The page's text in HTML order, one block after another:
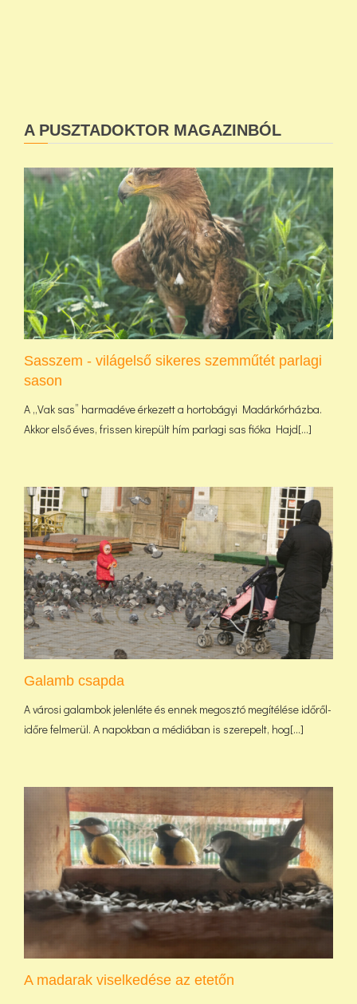
A PUSZTADOKTOR MAGAZINBÓL
Sasszem - világelső sikeres szemműtét parlagi
sason
A „Vak sas” harmadéve érkezett a hortobágyi Madárkórházba.
Akkor első éves, frissen kirepült hím parlagi sas fióka Hajd[...]
Galamb csapda
A városi galambok jelenléte és ennek megosztó megítélése időről-
időre felmerül. A napokban a médiában is szerepelt, hog[...]
A madarak viselkedése az etetőn